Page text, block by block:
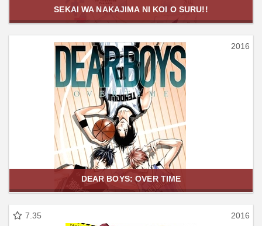
SEKAI WA NAKAJIMA NI KOI O SURU!!
2016
DEAR BOYS: OVER TIME
7.35 2016